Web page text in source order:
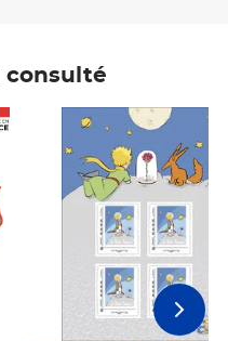
consulté
Prix 7,50€